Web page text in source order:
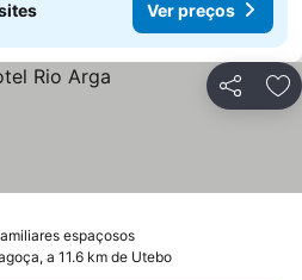
Ver preços
Partilhar
espaçosos
a 11.6 km de Utebo